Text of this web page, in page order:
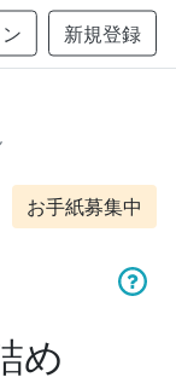
新規登録
お手紙募集中
め